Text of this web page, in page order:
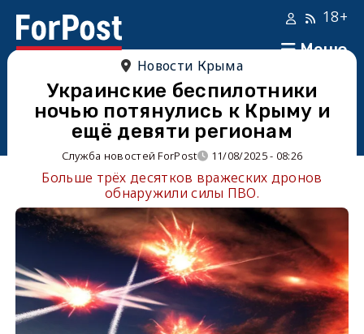
Меню
18+
Новости Крыма
Украинские беспилотники
ночью потянулись к Крыму и
ещё девяти регионам
Служба новостей ForPost 11/08/2025 - 08:26
Больше трёх десятков вражеских дронов
обнаружили силы ПВО.